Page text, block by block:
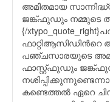
അമിതമായ
ജങ്ക്ഫുഡും നമ്മുടെ
{/
ഫാറ്റിആസിഡിന്‍റെ
പഞ്ചസാരയുടെ
ഫാസ്റ്റ്ഫുഡും
കണ്ടെത്തല്‍ ഏറെ